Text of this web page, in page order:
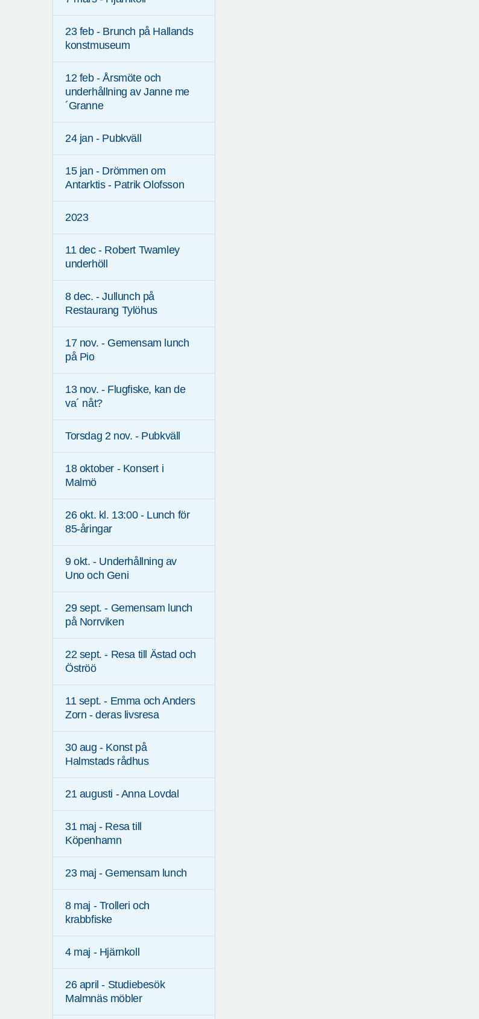
23 feb - Brunch på Hallands
konstmuseum
12 feb - Årsmöte och
underhållning av Janne me
´Granne
24 jan - Pubkväll
15 jan - Drömmen om
Antarktis - Patrik Olofsson
2023
11 dec - Robert Twamley
underhöll
8 dec. - Jullunch på
Restaurang Tylöhus
17 nov. - Gemensam lunch
på Pio
13 nov. - Flugfiske, kan de
va´ nåt?
Torsdag 2 nov. - Pubkväll
18 oktober - Konsert i
Malmö
26 okt. kl. 13:00 - Lunch för
85-åringar
9 okt. - Underhållning av
Uno och Geni
29 sept. - Gemensam lunch
på Norrviken
22 sept. - Resa till Ästad och
Öströö
11 sept. - Emma och Anders
Zorn - deras livsresa
30 aug - Konst på
Halmstads rådhus
21 augusti - Anna Lovdal
31 maj - Resa till
Köpenhamn
23 maj - Gemensam lunch
8 maj - Trolleri och
krabbfiske
4 maj - Hjärnkoll
26 april - Studiebesök
Malmnäs möbler